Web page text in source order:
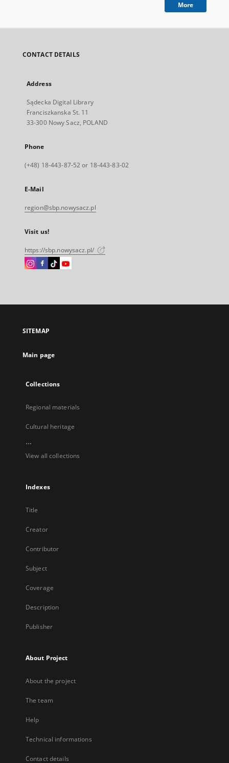
More
CONTACT DETAILS
Address
Sądecka Digital Library
Franciszkanska St. 11
33-300 Nowy Sacz, POLAND
Phone
(+48) 18-443-87-52 or 18-443-83-02
E-Mail
region@sbp.nowysacz.pl
Visit us!
https://sbp.nowysacz.pl/
Instagram
open
new
Facebook
open
new
Instagram
open
new
Instagram
open
SITEMAP
Main page
Collections
Regional materials
Cultural heritage
...
View all collections
Indexes
Title
Creator
Contributor
Subject
Coverage
Description
Publisher
About Project
About the project
The team
Help
Technical informations
Contact details